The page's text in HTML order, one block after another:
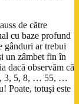
de către
cu baze profund
gânduri ar trebui
un zâmbet fin în
dacă observăm că
3, 5, 8, … 55, …
Poate, totuşi este